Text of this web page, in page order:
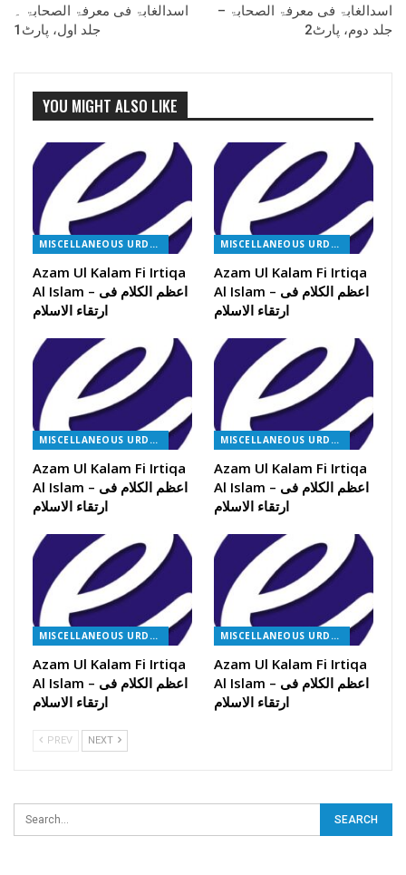
اسدالغابۃ فی معرفۃ الصحابۃ ۔
جلد اول، پارٹ1
اسدالغابۃ فی معرفۃ الصحابۃ –
جلد دوم، پارٹ2
YOU MIGHT ALSO LIKE
MISCELLANEOUS URDU BOOKS
Azam Ul Kalam Fi Irtiqa
Al Islam – اعظم الکلام فی
ارتقاء الاسلام
MISCELLANEOUS URDU BOOKS
Azam Ul Kalam Fi Irtiqa
Al Islam – اعظم الکلام فی
ارتقاء الاسلام
MISCELLANEOUS URDU BOOKS
Azam Ul Kalam Fi Irtiqa
Al Islam – اعظم الکلام فی
ارتقاء الاسلام
MISCELLANEOUS URDU BOOKS
Azam Ul Kalam Fi Irtiqa
Al Islam – اعظم الکلام فی
ارتقاء الاسلام
MISCELLANEOUS URDU BOOKS
Azam Ul Kalam Fi Irtiqa
Al Islam – اعظم الکلام فی
ارتقاء الاسلام
MISCELLANEOUS URDU BOOKS
Azam Ul Kalam Fi Irtiqa
Al Islam – اعظم الکلام فی
ارتقاء الاسلام
PREV NEXT